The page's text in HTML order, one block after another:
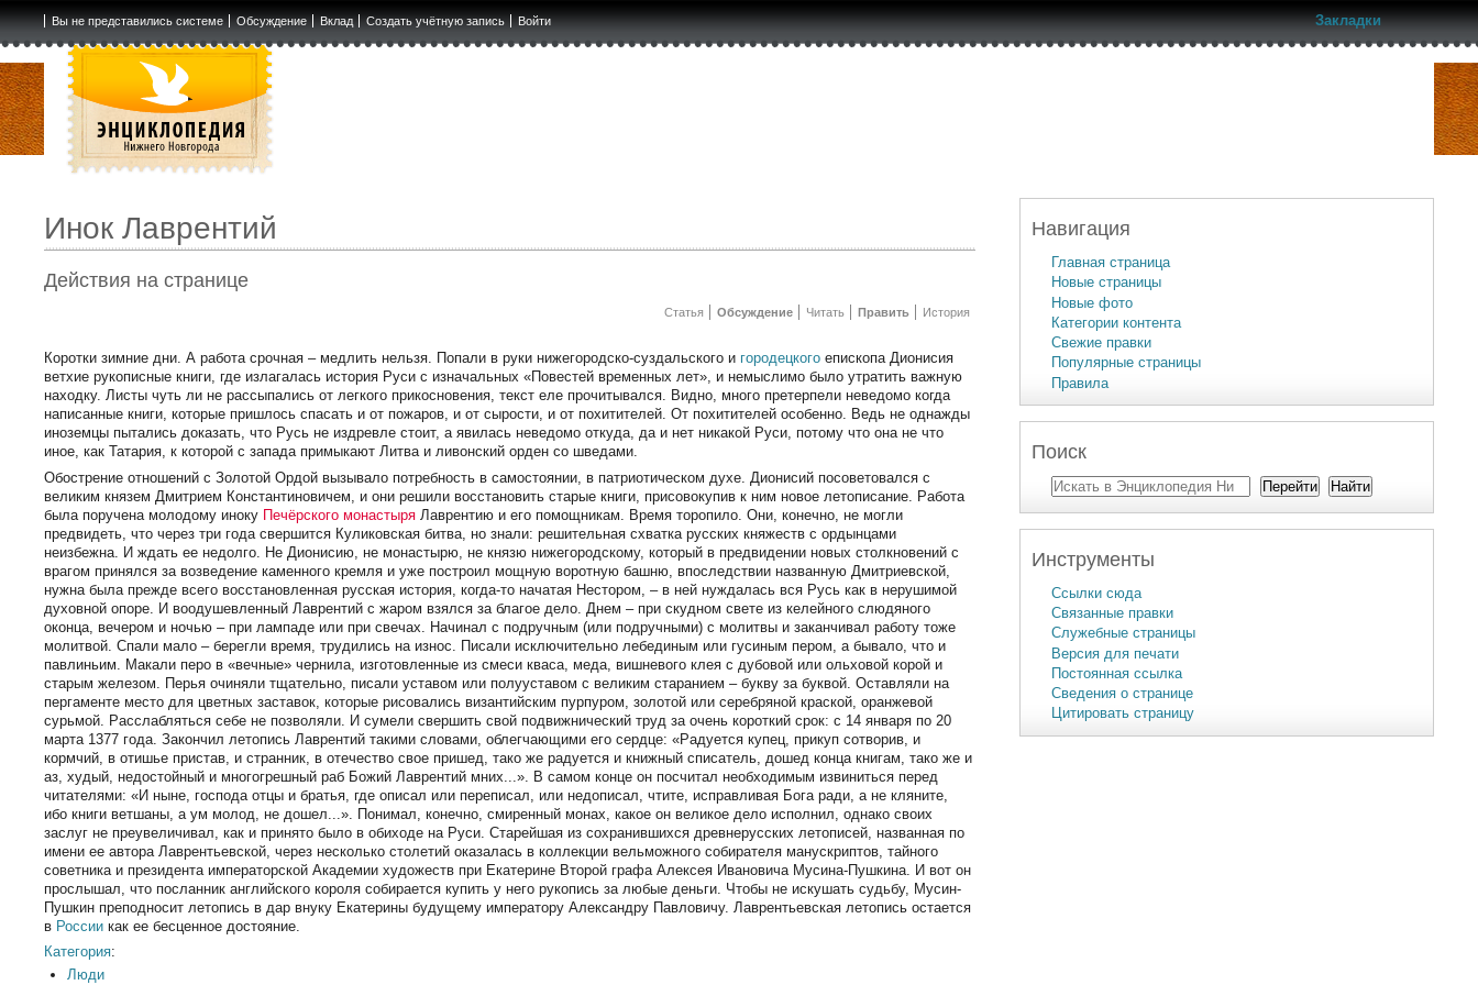
Вы не представились системе Обсуждение Вклад Создать учётную запись Войти Закладки
Инок Лаврентий
Действия на странице
Статья Обсуждение Читать Править История
Коротки зимние дни. А работа срочная – медлить нельзя. Попали в руки нижегородско-суздальского и городецкого епископа Дионисия
ветхие рукописные книги, где излагалась история Руси с изначальных «Повестей временных лет», и немыслимо было утратить важную
находку. Листы чуть ли не рассыпались от легкого прикосновения, текст еле прочитывался. Видно, много претерпели неведомо когда
написанные книги, которые пришлось спасать и от пожаров, и от сырости, и от похитителей. От похитителей особенно. Ведь не однажды
иноземцы пытались доказать, что Русь не издревле стоит, а явилась неведомо откуда, да и нет никакой Руси, потому что она не что
иное, как Татария, к которой с запада примыкают Литва и ливонский орден со шведами.
Обострение отношений с Золотой Ордой вызывало потребность в самостоянии, в патриотическом духе. Дионисий посоветовался с
великим князем Дмитрием Константиновичем, и они решили восстановить старые книги, присовокупив к ним новое летописание. Работа
была поручена молодому иноку Печёрского монастыря Лаврентию и его помощникам. Время торопило. Они, конечно, не могли
предвидеть, что через три года свершится Куликовская битва, но знали: решительная схватка русских княжеств с ордынцами
неизбежна. И ждать ее недолго. Не Дионисию, не монастырю, не князю нижегородскому, который в предвидении новых столкновений с
врагом принялся за возведение каменного кремля и уже построил мощную воротную башню, впоследствии названную Дмитриевской,
нужна была прежде всего восстановленная русская история, когда-то начатая Нестором, – в ней нуждалась вся Русь как в нерушимой
духовной опоре. И воодушевленный Лаврентий с жаром взялся за благое дело. Днем – при скудном свете из келейного слюдяного
оконца, вечером и ночью – при лампаде или при свечах. Начинал с подручным (или подручными) с молитвы и заканчивал работу тоже
молитвой. Спали мало – берегли время, трудились на износ. Писали исключительно лебединым или гусиным пером, а бывало, что и
павлиньим. Макали перо в «вечные» чернила, изготовленные из смеси кваса, меда, вишневого клея с дубовой или ольховой корой и
старым железом. Перья очиняли тщательно, писали уставом или полууставом с великим старанием – букву за буквой. Оставляли на
пергаменте место для цветных заставок, которые рисовались византийским пурпуром, золотой или серебряной краской, оранжевой
сурьмой. Расслабляться себе не позволяли. И сумели свершить свой подвижнический труд за очень короткий срок: с 14 января по 20
марта 1377 года. Закончил летопись Лаврентий такими словами, облегчающими его сердце: «Радуется купец, прикуп сотворив, и
кормчий, в отишье пристав, и странник, в отечество свое пришед, тако же радуется и книжный списатель, дошед конца книгам, тако же и
аз, худый, недостойный и многогрешный раб Божий Лаврентий мних...». В самом конце он посчитал необходимым извиниться перед
читателями: «И ныне, господа отцы и братья, где описал или переписал, или недописал, чтите, исправливая Бога ради, а не кляните,
ибо книги ветшаны, а ум молод, не дошел...». Понимал, конечно, смиренный монах, какое он великое дело исполнил, однако своих
заслуг не преувеличивал, как и принято было в обиходе на Руси. Старейшая из сохранившихся древнерусских летописей, названная по
имени ее автора Лаврентьевской, через несколько столетий оказалась в коллекции вельможного собирателя манускриптов, тайного
советника и президента императорской Академии художеств при Екатерине Второй графа Алексея Ивановича Мусина-Пушкина. И вот он
прослышал, что посланник английского короля собирается купить у него рукопись за любые деньги. Чтобы не искушать судьбу, Мусин-
Пушкин преподносит летопись в дар внуку Екатерины будущему императору Александру Павловичу. Лаврентьевская летопись остается
в России как ее бесценное достояние.
Категория:
Люди
Навигация
Главная страница
Новые страницы
Новые фото
Категории контента
Свежие правки
Популярные страницы
Правила
Поиск
Инструменты
Ссылки сюда
Связанные правки
Служебные страницы
Версия для печати
Постоянная ссылка
Сведения о странице
Цитировать страницу